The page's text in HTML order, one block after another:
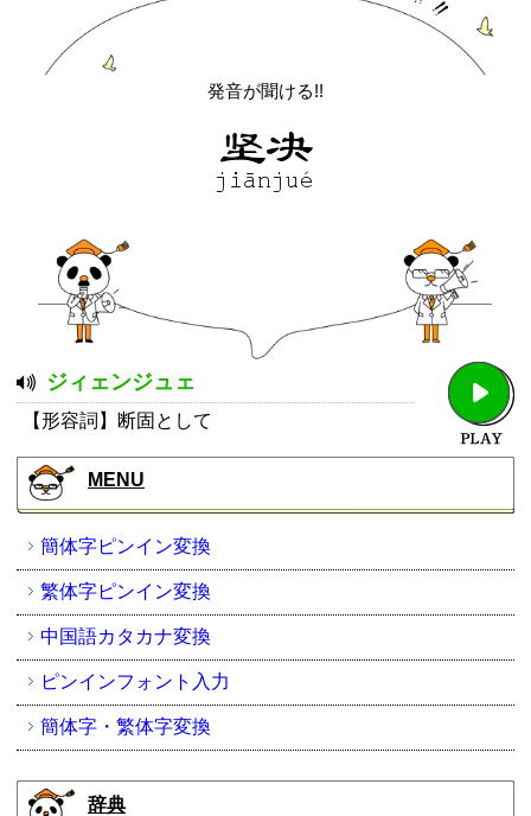
発音が聞ける!!
ジィェンジュェ
【形容詞】断固として
MENU
簡体字ピンイン変換
繁体字ピンイン変換
中国語カタカナ変換
ピンインフォント入力
簡体字・繁体字変換
辞典